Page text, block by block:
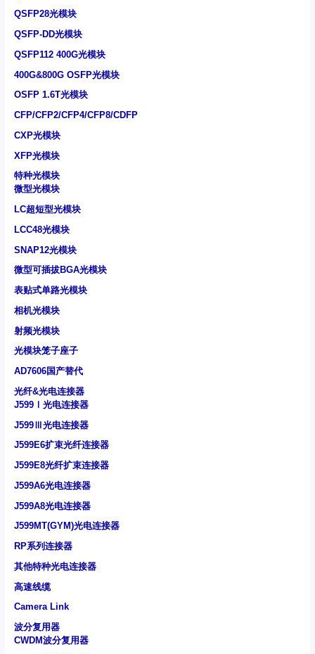
QSFP28光模块
QSFP-DD光模块
QSFP112 400G光模块
400G&800G OSFP光模块
OSFP 1.6T光模块
CFP/CFP2/CFP4/CFP8/CDFP
CXP光模块
XFP光模块
特种光模块
微型光模块
LC超短型光模块
LCC48光模块
SNAP12光模块
微型可插拔BGA光模块
表贴式单路光模块
相机光模块
射频光模块
光模块笼子座子
AD7606国产替代
光纤&光电连接器
J599Ⅰ光电连接器
J599Ⅲ光电连接器
J599E6扩束光纤连接器
J599E8光纤扩束连接器
J599A6光电连接器
J599A8光电连接器
J599MT(GYM)光电连接器
RP系列连接器
其他特种光电连接器
高速线缆
Camera Link
波分复用器
CWDM波分复用器